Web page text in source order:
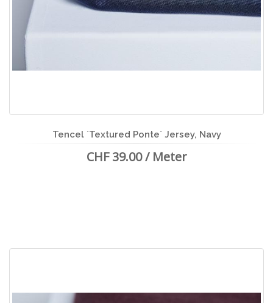
Tencel `Textured Ponte` Jersey, Navy
CHF 39.00 / Meter